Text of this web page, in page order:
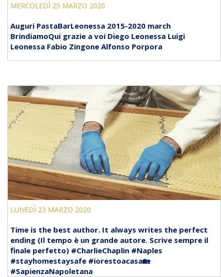
MERCOLEDÌ 25 MARZO 2020
Auguri PastaBarLeonessa 2015-2020 march
BrindiamoQui grazie a voi Diego Leonessa Luigi
Leonessa Fabio Zingone Alfonso Porpora
LUNEDÌ 23 MARZO 2020
Time is the best author. It always writes the perfect
ending (Il tempo è un grande autore. Scrive sempre il
finale perfetto) #CharlieChaplin #Naples
#stayhomestaysafe #iorestoacasa🏡
#SapienzaNapoletana